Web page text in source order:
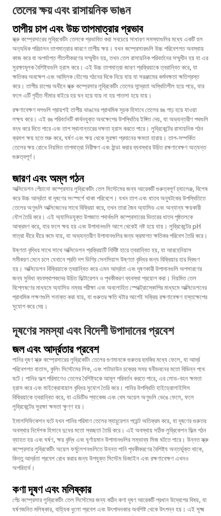
তেলের ক্ষয় এবং রাসায়নিক ভাঙন
তাপীয় চাপ এবং উচ্চ তাপমাত্রার প্রভাব
স্ক্রু কম্প্রেসারের লুব্রিকেটিং তেলকে প্রভাবিত করা সবচেয়ে সাধারণ সমস্যাগুলির মধ্যে একটি হল
অত্যধিক পরিচালন তাপমাত্রার কারণে তাপীয় ক্ষয়। যখন কম্প্রেসারগুলি উচ্চ পরিবেশগত অবস্থায়
কাজ করে বা অপর্যাপ্ত শীতলীকরণের সম্মুখীন হয়, তখন তেল রাসায়নিক পরিবর্তনের সম্মুখীন হয় যা এর
সুরক্ষামূলক বৈশিষ্ট্যগুলি হ্রাস করে। এই উচ্চ তাপমাত্রা জারণ প্রক্রিয়াকে ত্বরান্বিত করে, যা
ক্ষতিকর অবক্ষেপ এবং আম্লিক যৌগের গঠনের দিকে নিয়ে যায় যা সরঞ্জামের কর্মদক্ষতা ক্ষতিগ্রস্ত
করে। তাপীয় চাপের অধীনে স্ক্রু কম্প্রেসার লুব্রিকেটিং তেলের সান্দ্রতা অস্থিতিশীল হয়ে পড়ে, যার
ফলে এটি গৃহীত সীমার বাইরে হয় ঘন হয়ে যায় না হয় পাতলা হয়ে যায়।
রক্ষণাবেক্ষণ দলগুলি প্রায়শই তাপীয় ভাঙনের প্রাথমিক সূচক হিসাবে তেলের রঙ গাঢ় হয়ে যাওয়া
লক্ষ্য করে। এই রঙ পরিবর্তনটি কার্বনযুক্ত অবক্ষেপের উপস্থিতির ইঙ্গিত দেয়, যা অভ্যন্তরীণ পথগুলি
বন্ধ করে দিতে পারে এবং তাপ স্থানান্তরের দক্ষতা হ্রাস করতে পারে। লুব্রিকেন্টের রাসায়নিক গঠন
ক্রমশ ক্ষয় হতে শুরু করে, ঘর্ষণ এবং ক্ষয় থেকে সুরক্ষা প্রদানের ক্ষমতা হারায়। তাপ-সম্পর্কিত
তেলের ক্ষয় রোধে নিয়মিত তাপমাত্রা নিরীক্ষণ এবং ঠান্ডা করার ব্যবস্থার উচিত রক্ষণাবেক্ষণ অত্যন্ত
গুরুত্বপূর্ণ।
জারণ এবং অম্ল গঠন
অক্সিডেশন পেঁচানো কম্প্রেসার লুব্রিকেটিং তেল সিস্টেমের জন্য আরেকটি গুরুত্বপূর্ণ চ্যালেঞ্জ, বিশেষ
করে উচ্চ আর্দ্রতা বা দূষণের সংস্পর্শে থাকা পরিবেশে। যখন তাপ এবং ধাতব অনুঘটকের উপস্থিতিতে
তেলের অণুগুলি অক্সিজেনের সাথে বিক্রিয়া করে, তখন তারা জৈব অ্যাসিড এবং অন্যান্য ক্ষয়কারী
যৌগ তৈরি করে। এই অ্যাসিডযুক্ত উপজাত পদার্থগুলি কম্প্রেসারের ভিতরের ধাতব পৃষ্ঠতলকে
আক্রমণ করে, যার ফলে ক্ষয় হয় এবং উপাদানগুলি আগে থেকেই নষ্ট হয়ে যায়। লুব্রিকেন্টের pH
মাত্রা ধীরে ধীরে কমে যায়, যা অভ্যন্তরীণ উপাদানগুলির জন্য ক্রমাগত ক্ষতিকর পরিবেশ তৈরি করে।
উষ্ণতা বৃদ্ধির সাথে সাথে অক্সিডেশন প্রক্রিয়াটি নির্দিষ্ট হারে ত্বরান্বিত হয়, যা আরহেনিয়াস
সমীকরণ মেনে চলে যেখানে প্রতি দশ ডিগ্রি সেলসিয়াস উষ্ণতা বৃদ্ধির জন্য বিক্রিয়ার হার দ্বিগুণ
হয়। অক্সিডেশন বিক্রিয়াকে ত্বরান্বিত করে এমন আর্দ্রতা এবং দূষণকারী উপাদানগুলি অপসারণের
জন্য সুবিধা ব্যবস্থাপকদের উচিত ফিল্টারেশন ও পৃথকীকরণ ব্যবস্থা প্রয়োগ করা। নিয়মিত তেল
বিশ্লেষণের মাধ্যমে অ্যাসিড নম্বর পরীক্ষা এবং অবলোহিত স্পেক্ট্রোস্কোপির মাধ্যমে অক্সিডেশনের
প্রাথমিক লক্ষণগুলি শনাক্ত করা যায়, যা গুরুতর ক্ষতি ঘটার আগেই সক্রিয় রক্ষণাবেক্ষণ হস্তক্ষেপের
সুযোগ করে দেয়।
দূষণের সমস্যা এবং বিদেশী উপাদানের প্রবেশ
জল এবং আর্দ্রতার প্রবেশ
পানির দূষণ স্ক্রু কম্প্রেসারের লুব্রিকেটিং তেলের গুণমানকে গুরুতর হুমকির মধ্যে ফেলে, যা আর্দ্র
পরিবেশগত বাতাস, কুলিং সিস্টেমের লিক, এবং শাটডাউন চক্রের সময় ঘনীভবনের মতো বিভিন্ন পথে
ঘটে। পানির অল্প পরিমাণেও তেলের বৈশিষ্ট্যকে আমূল পরিবর্তন করতে পারে, এর লোড-বহন ক্ষমতা
হ্রাস করে এবং মাইক্রোবায়াল বৃদ্ধির সুযোগ তৈরি করে। পানির উপস্থিতি হাইড্রোলাইসিস
বিক্রিয়াকে ত্বরান্বিত করে, যা এডিটিভ প্যাকেজ এবং বেস অয়েল অণুগুলি ভেঙে ফেলে, ফলে
লুব্রিকেন্টের সুরক্ষা ক্ষমতা ক্ষুণ্ণ হয়।
ইমালসিফিকেশন ঘটে যখন পানির পরিমাণ তেলের স্যাচুরেশন পয়েন্ট অতিক্রম করে, যা দূষণের গুরুতর
অবস্থার নির্দেশক হিসাবে দুধের মতো স্বচ্ছতা তৈরি করে। এই অবস্থায় সঠিক লুব্রিকেশন ফিল্ম গঠন
ব্যাহত হয় এবং ঘর্ষণ, ক্ষয় বৃদ্ধি এবং ঘূর্ণায়মান উপাদানগুলির সম্ভাব্য সিজ ঘটতে পারে। উন্নতস্ক্রু
কম্প্রেসার লুব্রিকেটিং অয়েলফর্মুলেশনগুলিতে উন্নত পানি পৃথকীকরণের বৈশিষ্ট্য অন্তর্ভুক্ত থাকে,
কিন্তু আর্দ্রতা প্রবেশ রোধ করার জন্য উপযুক্ত সিস্টেম ডিজাইন এবং রক্ষণাবেক্ষণ এখনও
অপরিহার্য।
কণা দূষণ এবং মলিষ্কার
পেঁচ কম্প্রেসার লুব্রিকেটিং তেল সিস্টেমের জন্য কঠিন কণা দূষণ আরেকটি প্রধান উদ্বেগের বিষয়, যা
ঘর্ষণজনিত মলিষ্কার, বাহ্যিক ধুলো প্রবেশ এবং উৎপাদনকার অবশিষ্ট থেকে উৎপন্ন হয়। এই সূক্ষ্ম